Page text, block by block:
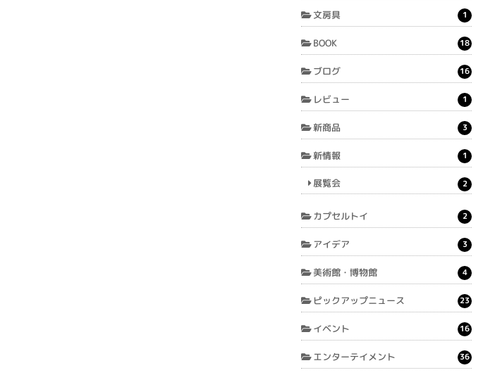
文房具 1
BOOK 18
ブログ 16
レビュー 1
新商品 3
新情報 1
展覧会 2
カプセルトイ 2
アイデア 3
美術館・博物館 4
ピックアップニュース 23
イベント 16
エンターテイメント 36